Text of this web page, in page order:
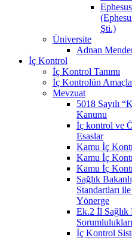
Şti.)
Üniversite
Adnan
İç Kontrol
İç Kontrol Tanımı
İç Kontrolün
Mevzuat
5018 Sayılı
Kanunu
İç kontrol ve
Esaslar
Kamu İç
Kamu İç
Kamu İç
Sağlık
Standartları
Yönerge
Ek.2 İl
Sorumlulukları
İç Kontrol